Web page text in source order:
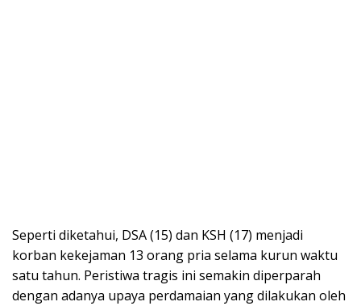
Seperti diketahui, DSA (15) dan KSH (17) menjadi
korban kekejaman 13 orang pria selama kurun waktu
satu tahun. Peristiwa tragis ini semakin diperparah
dengan adanya upaya perdamaian yang dilakukan oleh